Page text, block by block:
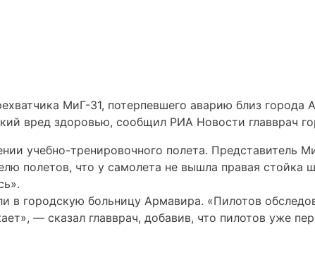
МиГ-31, потерпевшего аварию близ
вред здоровью, сообщил РИА Новости главврач
учебно-тренировочного полета. Представитель
полетов, что у самолета не вышла правая стойка
в городскую больницу Армавира. «Пилотов
— сказал главврач, добавив, что пилотов уже